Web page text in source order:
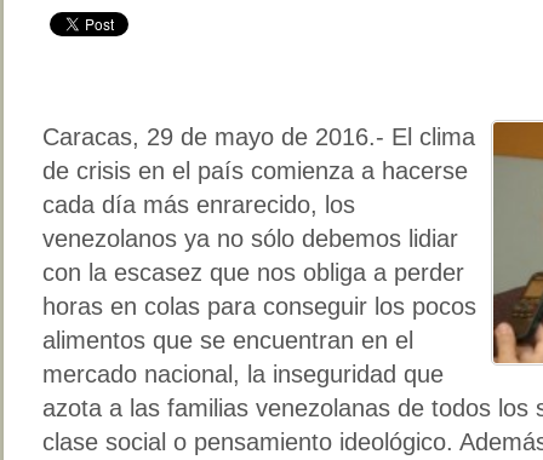
Caracas, 29 de mayo de 2016.- El clima
de crisis en el país comienza a hacerse
cada día más enrarecido, los
venezolanos ya no sólo debemos lidiar
con la escasez que nos obliga a perder
horas en colas para conseguir los pocos
alimentos que se encuentran en el
mercado nacional, la inseguridad que
azota a las familias venezolanas de todos los
clase social o pensamiento ideológico.